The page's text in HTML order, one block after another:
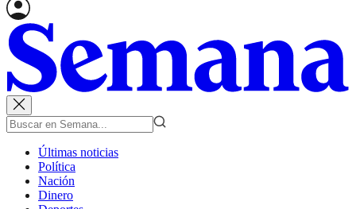
Últimas noticias
Política
Nación
Dinero